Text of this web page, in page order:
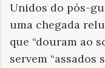
Unidos do pós-
uma chegada
que “douram ao
servem “assados